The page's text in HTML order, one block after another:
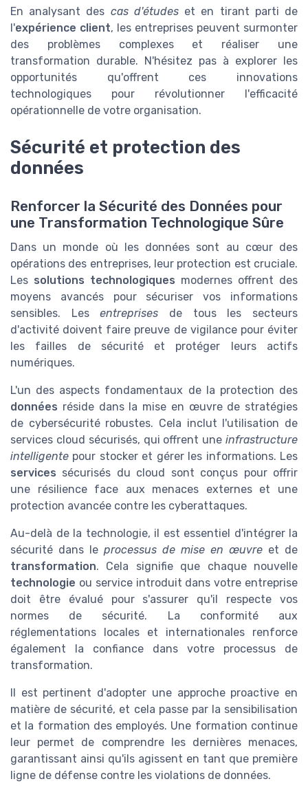
En analysant des cas d'étudeset en tirant parti de
l'expérience client, les entreprises peuvent surmonter
des problèmes complexes et réaliser une
transformation durable. N'hésitez pas à explorer les
opportunités qu'offrent ces innovations
technologiques pour révolutionner l'efficacité
opérationnelle de votre organisation.
Sécurité et protection des
données
Renforcer la Sécurité des Données pour
une Transformation Technologique Sûre
Dans un monde où les données sont au cœur des
opérations des entreprises, leur protection est cruciale.
Les solutions technologiques modernes offrent des
moyens avancés pour sécuriser vos informations
sensibles. Lesentreprises de tous les secteurs
d'activité doivent faire preuve de vigilance pour éviter
les failles de sécurité et protéger leurs actifs
numériques.
L'un des aspects fondamentaux de la protection des
données réside dans la mise en œuvre de stratégies
de cybersécurité robustes. Cela inclut l'utilisation de
services cloud sécurisés, qui offrent une infrastructure
intelligente pour stocker et gérer les informations. Les
services sécurisés du cloud sont conçus pour offrir
une résilience face aux menaces externes et une
protection avancée contre les cyberattaques.
Au-delà de la technologie, il est essentiel d'intégrer la
sécurité dans le processus de mise en œuvre et de
transformation. Cela signifie que chaque nouvelle
technologie ou service introduit dans votre entreprise
doit être évalué pour s'assurer qu'il respecte vos
normes de sécurité. La conformité aux
réglementations locales et internationales renforce
également la confiance dans votre processus de
transformation.
Il est pertinent d'adopter une approche proactive en
matière de sécurité, et cela passe par la sensibilisation
et la formation des employés. Une formation continue
leur permet de comprendre les dernières menaces,
garantissant ainsi qu'ils agissent en tant que première
ligne de défense contre les violations de données.